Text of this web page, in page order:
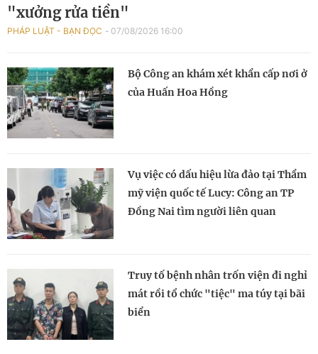
"xưởng rửa tiền"
PHÁP LUẬT - BẠN ĐỌC 07/08/2026 16:00
Bộ Công an khám xét khẩn cấp nơi ở
của Huấn Hoa Hồng
Vụ việc có dấu hiệu lừa đảo tại Thẩm
mỹ viện quốc tế Lucy: Công an TP
Đồng Nai tìm người liên quan
Truy tố bệnh nhân trốn viện đi nghỉ
mát rồi tổ chức "tiệc" ma túy tại bãi
biển